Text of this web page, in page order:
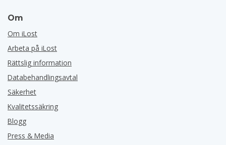
Om
Om iLost
Arbeta på iLost
Rättslig information
Databehandlingsavtal
Säkerhet
Kvalitetssäkring
Blogg
Press & Media